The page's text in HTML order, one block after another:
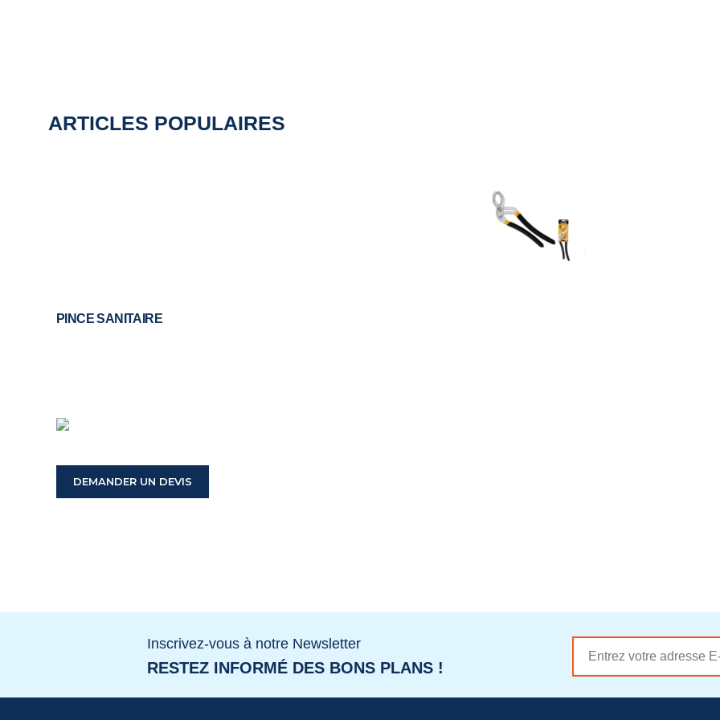
ARTICLES POPULAIRES
PINCE SANITAIRE
DEMANDER UN DEVIS
Inscrivez-vous à notre Newsletter
RESTEZ INFORMÉ DES BONS PLANS !